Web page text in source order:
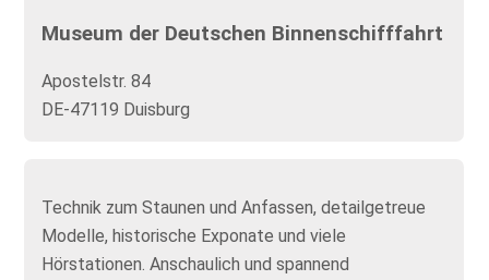
Museum der Deutschen Binnenschifffahrt
Apostelstr. 84
DE-47119 Duisburg
Technik zum Staunen und Anfassen, detailgetreue
Modelle, historische Exponate und viele
Hörstationen. Anschaulich und spannend